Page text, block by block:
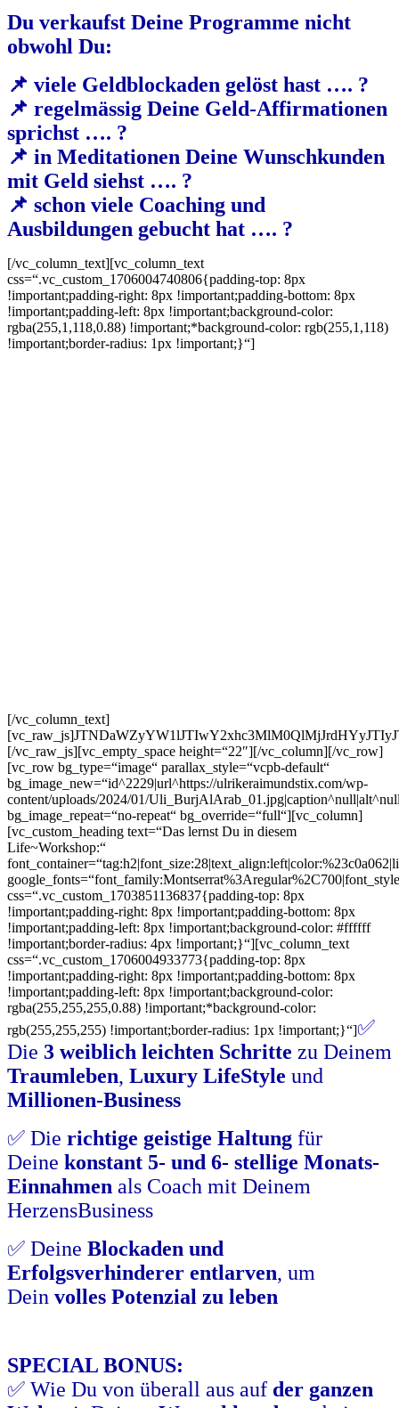
Du verkaufst Deine Programme nicht
obwohl Du:
📌 viele Geldblockaden gelöst hast …. ?
📌 regelmässig Deine Geld-Affirmationen
sprichst …. ?
📌 in Meditationen Deine Wunschkunden
mit Geld siehst …. ?
📌 schon viele Coaching und
Ausbildungen gebucht hat …. ?
[/vc_column_text][vc_column_text
css=“.vc_custom_1706004740806{padding-top: 8px
!important;padding-right: 8px !important;padding-bottom: 8px
!important;padding-left: 8px !important;background-color:
rgba(255,1,118,0.88) !important;*background-color: rgb(255,1,118)
!important;border-radius: 1px !important;}“]
[/vc_column_text]
[/vc_raw_js][vc_empty_space height=“22″][/vc_column][/vc_row]
[vc_row bg_type=“image“ parallax_style=“vcpb-default“
bg_image_new=“id^2229|url^https://ulrikeraimundstix.com/wp-
content/uploads/2024/01/
bg_image_repeat=“no-repeat“ bg_override=“full“][vc_column]
[vc_custom_heading text=“Das lernst Du in diesem
Life~Workshop:“
css=“.vc_custom_1703851136837{padding-top: 8px
!important;padding-right: 8px !important;padding-bottom: 8px
!important;padding-left: 8px !important;background-color: #ffffff
!important;border-radius: 4px !important;}“][vc_column_text
css=“.vc_custom_1706004933773{padding-top: 8px
!important;padding-right: 8px !important;padding-bottom: 8px
!important;padding-left: 8px !important;background-color:
rgba(255,255,255,0.88) !important;*background-color:
rgb(255,255,255) !important;border-radius: 1px !important;}“]✅
Die 3 weiblich leichten Schritte zu Deinem
Traumleben, Luxury LifeStyle und
Millionen-Business
✅ Die richtige geistige Haltung für
Deine konstant 5- und 6- stellige Monats-
Einnahmen als Coach mit Deinem
HerzensBusiness
✅ Deine Blockaden und
Erfolgsverhinderer entlarven, um
Dein volles Potenzial zu leben
SPECIAL BONUS:
✅ Wie Du von überall aus auf der ganzen